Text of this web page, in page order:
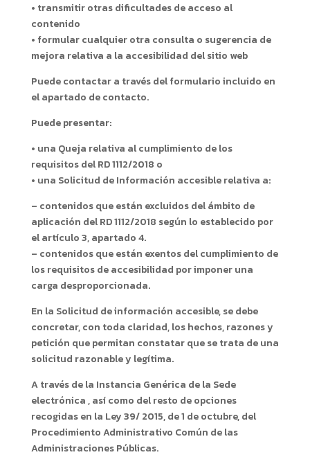
• transmitir otras dificultades de acceso al
contenido
• formular cualquier otra consulta o sugerencia de
mejora relativa a la accesibilidad del sitio web
Puede contactar a través del formulario incluido en
el apartado de contacto.
Puede presentar:
• una Queja relativa al cumplimiento de los
requisitos del RD 1112/2018 o
• una Solicitud de Información accesible relativa a:
– contenidos que están excluidos del ámbito de
aplicación del RD 1112/2018 según lo establecido por
el artículo 3, apartado 4.
– contenidos que están exentos del cumplimiento de
los requisitos de accesibilidad por imponer una
carga desproporcionada.
En la Solicitud de información accesible, se debe
concretar, con toda claridad, los hechos, razones y
petición que permitan constatar que se trata de una
solicitud razonable y legítima.
A través de la Instancia Genérica de la Sede
electrónica , así como del resto de opciones
recogidas en la Ley 39/ 2015, de 1 de octubre, del
Procedimiento Administrativo Común de las
Administraciones Públicas.